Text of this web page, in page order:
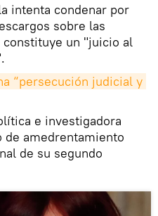
intenta condenar por
sobre las
constituye un "juicio al
“persecución judicial y
e investigadora
amedrentamiento
de su segundo